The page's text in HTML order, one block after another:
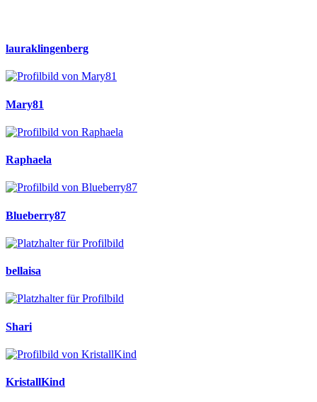
lauraklingenberg
Mary81
Raphaela
Blueberry87
bellaisa
Shari
KristallKind